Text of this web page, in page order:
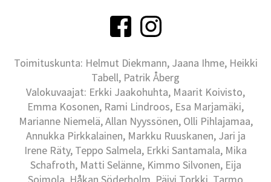
Toimituskunta: Helmut Diekmann, Jaana Ihme, Heikki
Tabell, Patrik Åberg
Valokuvaajat: Erkki Jaakohuhta, Maarit Koivisto,
Emma Kosonen, Rami Lindroos, Esa Marjamäki,
Marianne Niemelä, Allan Nyyssönen, Olli Pihlajamaa,
Annukka Pirkkalainen, Markku Ruuskanen, Jari ja
Irene Räty, Teppo Salmela, Erkki Santamala, Mika
Schafroth, Matti Selänne, Kimmo Silvonen, Eija